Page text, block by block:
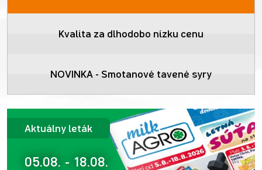
Kvalita za dlhodobo nízku cenu
NOVINKA - Smotanové tavené syry
Aktuálny leták
05.08. - 18.08.